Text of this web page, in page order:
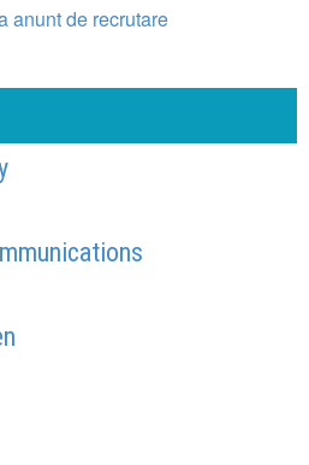
anunt de recrutare